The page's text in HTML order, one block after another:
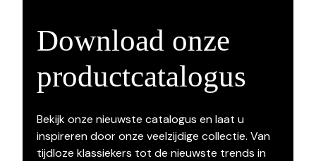
Download onze
productcatalogus
Bekijk onze nieuwste catalogus en laat u
inspireren door onze veelzijdige collectie. Van
tijdloze klassiekers tot de nieuwste trends in